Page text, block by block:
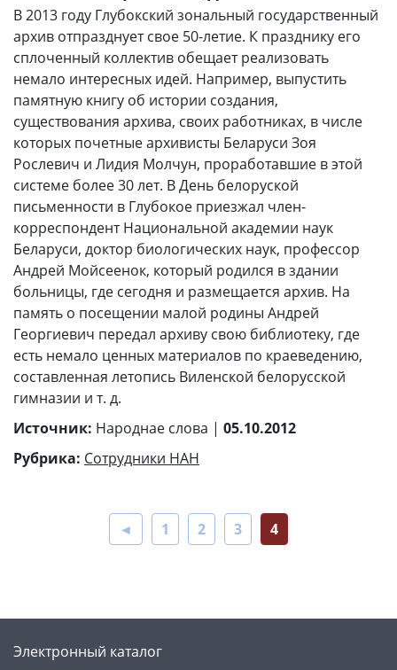
В 2013 году Глубокский зональный государственный
архив отпразднует свое 50-летие. К празднику его
сплоченный коллектив обещает реализовать
немало интересных идей. Например, выпустить
памятную книгу об истории создания,
существования архива, своих работниках, в числе
которых почетные архивисты Беларуси Зоя
Рослевич и Лидия Молчун, проработавшие в этой
системе более 30 лет. В День белоруской
письменности в Глубокое приезжал член-
корреспондент Национальной академии наук
Беларуси, доктор биологических наук, профессор
Андрей Мойсеенок, который родился в здании
больницы, где сегодня и размещается архив. На
память о посещении малой родины Андрей
Георгиевич передал архиву свою библиотеку, где
есть немало ценных материалов по краеведению,
составленная летопись Виленской белорусской
гимназии и т. д.
Источник: Народнае слова | 05.10.2012
Рубрика: Сотрудники НАН
◄ 1 2 3 4
Электронный каталог